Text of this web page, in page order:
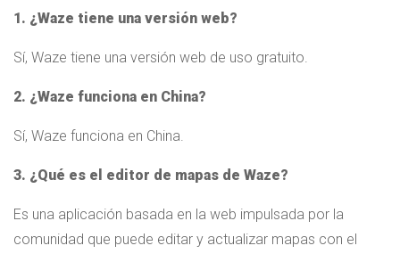
1. ¿Waze tiene una versión web?
Sí, Waze tiene una versión web de uso gratuito.
2. ¿Waze funciona en China?
Sí, Waze funciona en China.
3. ¿Qué es el editor de mapas de Waze?
Es una aplicación basada en la web impulsada por la
comunidad que puede editar y actualizar mapas con el